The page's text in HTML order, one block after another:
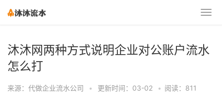
沐沐网两种方式说明企业对公账户流水
怎么打
来源：代做企业流水公司 • 更新时间：03-02 • 阅读：811